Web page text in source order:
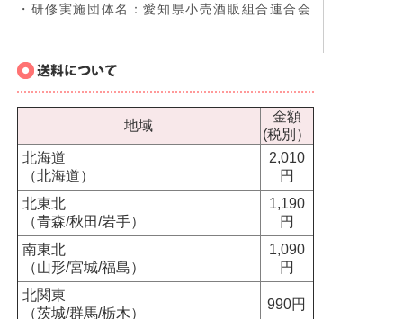
・研修実施団体名：愛知県小売酒販組合連合会
地域
金額
(税別）
北海道
（北海道）
2,010
円
北東北
（青森/秋田/岩手）
1,190
円
南東北
（山形/宮城/福島）
1,090
円
北関東
（茨城/群馬/栃木）
990円